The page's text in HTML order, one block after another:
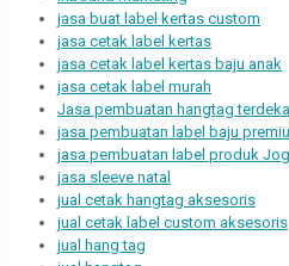
jasa buat label kertas custom
jasa cetak label kertas
jasa cetak label kertas baju anak
jasa cetak label murah
Jasa pembuatan hangtag
jasa pembuatan label baju
jasa pembuatan label produk
jasa sleeve natal
jual cetak hangtag aksesoris
jual cetak label custom aksesoris
jual hang tag